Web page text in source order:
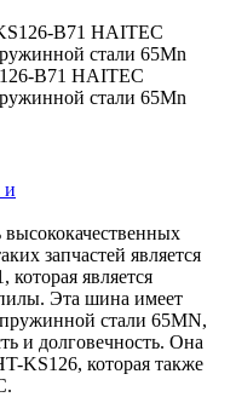
B71 HAITEC
стали 65Mn
и
запчастей является
является
Эта шина имеет
стали 65MN,
и долговечность. Она
KS126, которая также